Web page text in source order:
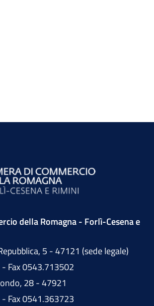
della Romagna - Forlì-Cesena e
5 - 47121 (sede legale)
Fax 0543.713502
28 - 47921
Fax 0541.363723